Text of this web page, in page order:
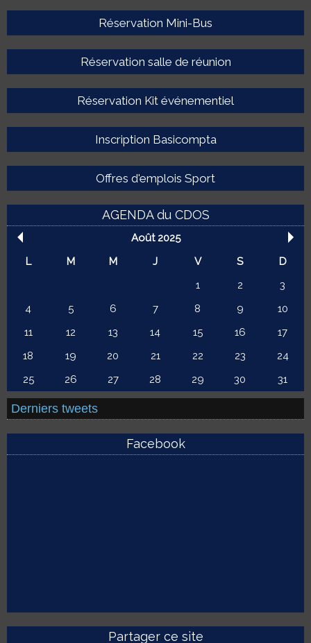
Réservation Mini-Bus
Réservation salle de réunion
Réservation Kit événementiel
Inscription Basicompta
Offres d'emplois Sport
AGENDA du CDOS
Août 2025
L
M M J V S
D
1
2
3
4
5 6 7 8 9
10
11
12 13 14 15 16
17
18
19 20 21 22 23
24
25
26 27 28 29 30 31
Derniers tweets
Facebook
Partager ce site